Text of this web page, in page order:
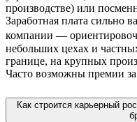
производстве) или
Заработная плата сильно
компании —
небольших цехах и
границе, на крупных
Часто возможны премии
Как строится карьерный